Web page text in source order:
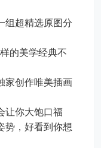
组超精选原图分
的美学经典不
家创作唯美插画
让你大饱口福
势，好看到你想